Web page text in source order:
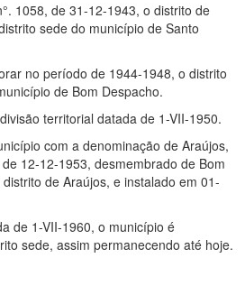
1058, de 31-12-1943, o distrito de
sede do município de Santo
no período de 1944-1948, o distrito
de Bom Despacho.
territorial datada de 1-VII-1950.
com a denominação de Araújos,
12-12-1953, desmembrado de Bom
de Araújos, e instalado em 01-
de 1-VII-1960, o município é
sede, assim permanecendo até hoje.